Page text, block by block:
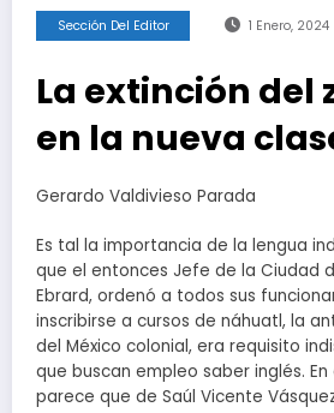
Sección Del Editor 1 Enero, 2024
La extinción del
en la nueva
Gerardo Valdivieso Parada
Es tal la importancia de la lengua
que el entonces Jefe de la Ciudad
Ebrard, ordenó a todos sus
inscribirse a cursos de náhuatl, la
del México colonial, era requisito
que buscan empleo saber inglés.
parece que de Saúl Vicente